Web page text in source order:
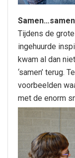
Tijdens de
ingehuurde
kwam al dan
‘samen’ terug.
voorbeelden
met de enorm